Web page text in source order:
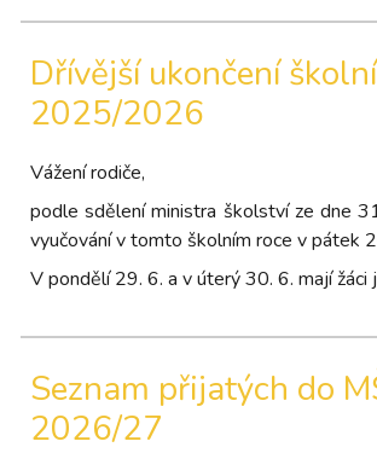
Dřívější ukončení
2025/2026
Vážení rodiče,
podle sdělení ministra školství ze dne
vyučování v tomto školním roce v pátek
V pondělí 29. 6. a v úterý 30. 6. mají žáci
Seznam přijatých do
2026/27